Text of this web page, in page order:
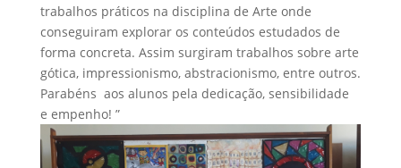
trabalhos práticos na disciplina de Arte onde
conseguiram explorar os conteúdos estudados de
forma concreta. Assim surgiram trabalhos sobre arte
gótica, impressionismo, abstracionismo, entre outros.
Parabéns aos alunos pela dedicação, sensibilidade
e empenho! ”